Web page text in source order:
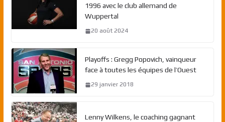
1996 avec le club allemand de
Wuppertal
20 août 2024
Playoffs : Gregg Popovich, vainqueur
face à toutes les équipes de l’Ouest
29 janvier 2018
Lenny Wilkens, le coaching gagnant